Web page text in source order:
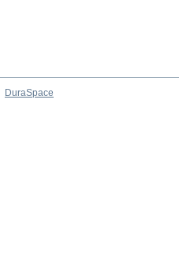
DuraSpace